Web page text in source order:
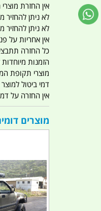
אין החזרת
לא ניתן להחזיר
לא ניתן
אין אחריות על
כל החזרה
הזמנות
מוצרי תקופת
דמי ביטול למוצר 5 אחוז
אין החזרה על
מוצרים